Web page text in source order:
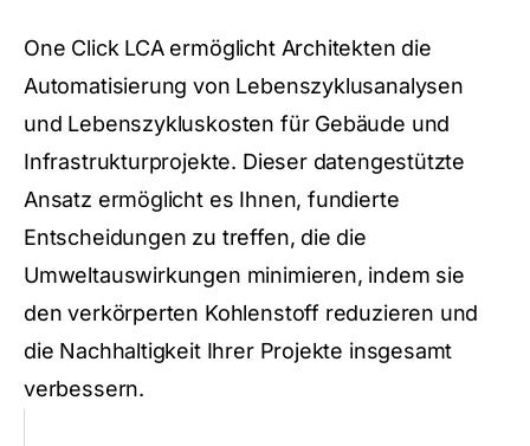
One Click LCA ermöglicht Architekten die
Automatisierung von Lebenszyklusanalysen
und Lebenszykluskosten für Gebäude und
Infrastrukturprojekte. Dieser datengestützte
Ansatz ermöglicht es Ihnen, fundierte
Entscheidungen zu treffen, die die
Umweltauswirkungen minimieren, indem sie
den verkörperten Kohlenstoff reduzieren und
die Nachhaltigkeit Ihrer Projekte insgesamt
verbessern.